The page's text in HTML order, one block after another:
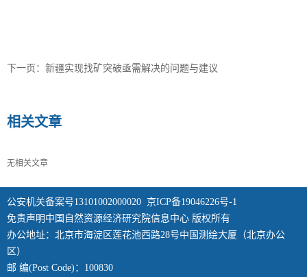
下一页： 新疆实现找矿突破亟需解决的问题与建议
相关文章
无相关文章
公安机关备案号13101002000020 京ICP备19046226号-1
免责声明中国自然资源经济研究院信息中心 版权所有
办公地址：北京市海淀区莲花池西路28号中国测绘大厦（北京办公
区）
邮 编(Post Code)：100830